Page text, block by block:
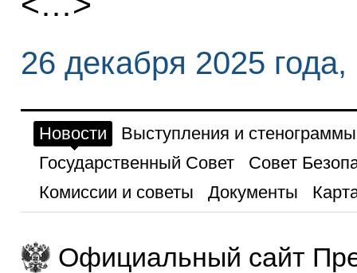
26 декабря 2025
Новости
Выступления и стенограммы
Государственный Совет
Совет
Комиссии и советы
Документы
Официальный сайт